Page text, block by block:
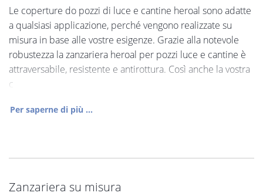
Le coperture do pozzi di luce e cantine heroal sono adatte
a qualsiasi applicazione, perché vengono realizzate su
misura in base alle vostre esigenze. Grazie alla notevole
robustezza la zanzariera heroal per pozzi luce e cantine è
attraversabile, resistente e antirottura. Così anche la vostra
c
Per saperne di più ...
Zanzariera su misura